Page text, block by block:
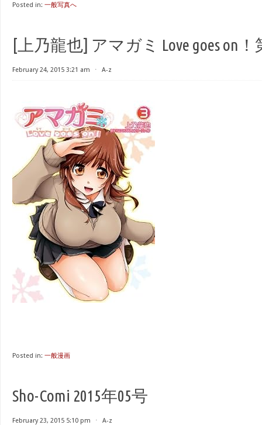
Posted in: 一般写真へ
[上乃龍也] アマガミ Love goes on！
February 24, 2015 3:21 am ⋅ A-z
Posted in: 一般漫画
Sho-Comi 2015年05号
February 23, 2015 5:10 pm ⋅ A-z